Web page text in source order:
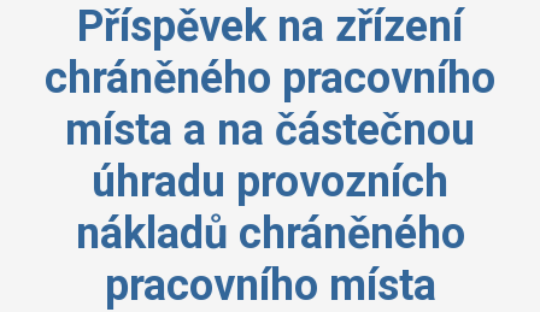
Příspěvek na zřízení
chráněného pracovního
místa a na částečnou
úhradu provozních
nákladů chráněného
pracovního místa